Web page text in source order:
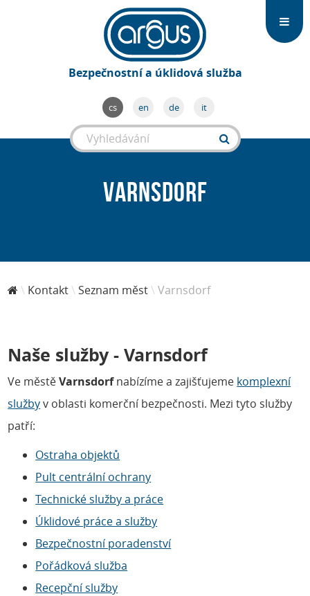
Bezpečnostní a úklidová služba
cs en de it
Varnsdorf
Kontakt Seznam měst Varnsdorf
Naše služby - Varnsdorf
Ve městěVarnsdorfnabízíme a zajišťujeme komplexní
službyv oblasti komerční bezpečnosti. Mezi tyto služby
patří:
Ostraha objektů
Pult centrální ochrany
Technické služby a práce
Úklidové práce a služby
Bezpečnostní poradenství
Pořádková služba
Recepční služby